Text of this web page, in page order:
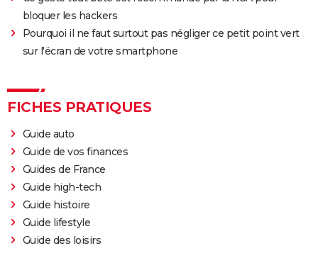
bloquer les hackers
Pourquoi il ne faut surtout pas négliger ce petit point vert
sur l'écran de votre smartphone
FICHES PRATIQUES
Guide auto
Guide de vos finances
Guides de France
Guide high-tech
Guide histoire
Guide lifestyle
Guide des loisirs